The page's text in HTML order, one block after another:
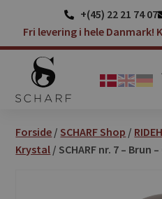
+(45) 22 21 74 07
Fri levering i hele Danmark!
Forside / SCHARF Shop /
Krystal / SCHARF nr. 7 – Brun